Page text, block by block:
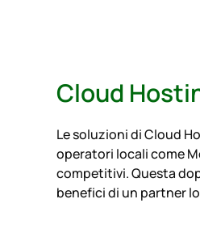
Cloud
Le soluzioni di Cloud
operatori locali come
competitivi. Questa
benefici di un partner